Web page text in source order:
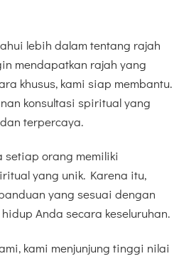
lebih dalam tentang rajah
mendapatkan rajah yang
khusus, kami siap membantu.
konsultasi spiritual yang
terpercaya.
setiap orang memiliki
yang unik. Karena itu,
yang sesuai dengan
Anda secara keseluruhan.
kami menjunjung tinggi nilai